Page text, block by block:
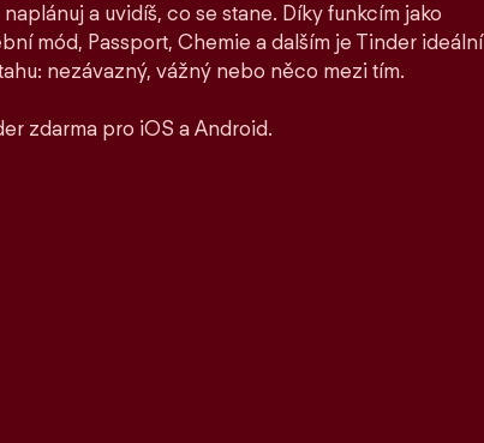
a uvidíš, co se stane. Díky funkcím jako
mód, Passport, Chemie a dalším je Tinder ideální
nezávazný, vážný nebo něco mezi tím.
zdarma pro iOS a Android.